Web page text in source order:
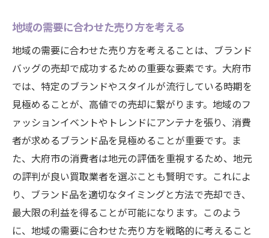
保証書や付属品の重要性
大府市のプロフェッショナルに相談する利
点
ターゲット顧客へのアプローチ方法
ブランド品を最大限に活用する大府市の買取店
の選び方
信頼できる買取店の見極め方
大府市で評価の高い買取店リスト
顧客レビューを参考にする利点
買取店のサービス内容を比較
査定前に知っておくべきこと
地域の需要に合わせた売り方を考える
地域の需要に合わせた売り方を考えることは、ブランド
バッグの売却で成功するための重要な要素です。大府市
では、特定のブランドやスタイルが流行している時期を
見極めることが、高値での売却に繋がります。地域のフ
ァッションイベントやトレンドにアンテナを張り、消費
者が求めるブランド品を見極めることが重要です。ま
た、大府市の消費者は地元の評価を重視するため、地元
の評判が良い買取業者を選ぶことも賢明です。これによ
り、ブランド品を適切なタイミングと方法で売却でき、
最大限の利益を得ることが可能になります。このよう
に、地域の需要に合わせた売り方を戦略的に考えること